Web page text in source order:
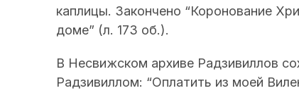
каплицы. Закончено “Коронование
доме” (л. 173 об.).
В Несвижском архиве Радзивиллов
Радзивиллом: “Оплатить из моей